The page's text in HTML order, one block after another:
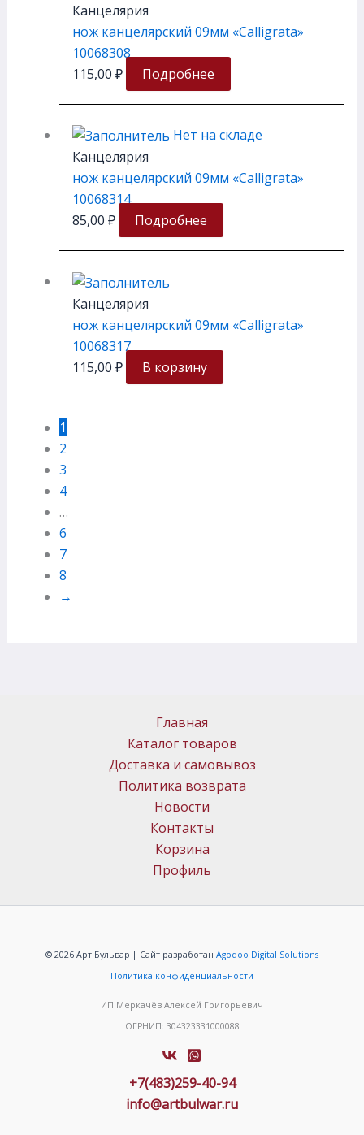
Канцелярия
нож канцелярский 09мм «Calligrata»
10068308
115,00 ₽ Подробнее
Нет на складе
Канцелярия
нож канцелярский 09мм «Calligrata»
10068314
85,00 ₽ Подробнее
Канцелярия
нож канцелярский 09мм «Calligrata»
10068317
115,00 ₽ В корзину
1
2
3
4
…
6
7
8
→
Главная
Каталог товаров
Доставка и самовывоз
Политика возврата
Новости
Контакты
Корзина
Профиль
© 2026 Арт Бульвар | Сайт разработан Agodoo Digital Solutions
Политика конфиденциальности
ИП Меркачёв Алексей Григорьевич
ОГРНИП: 304323331000088
+7(483)259-40-94
info@artbulwar.ru